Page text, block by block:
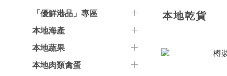
「優鮮港品」專區
本地海產
本地蔬果
本地肉類禽蛋
本地乾貨